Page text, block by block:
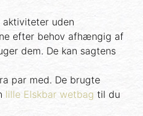
uden
efter behov afhængig af
dem. De kan sagtens
par med. De brugte
lille Elskbar wetbag til du